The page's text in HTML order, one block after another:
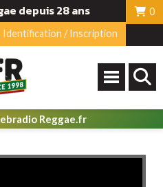
depuis 28 ans
0
Identification / Inscription
Reggae.fr